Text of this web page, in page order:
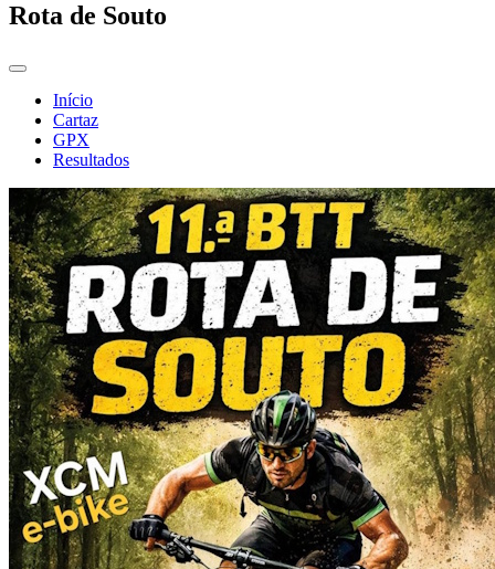
Rota de Souto
Início
Cartaz
GPX
Resultados